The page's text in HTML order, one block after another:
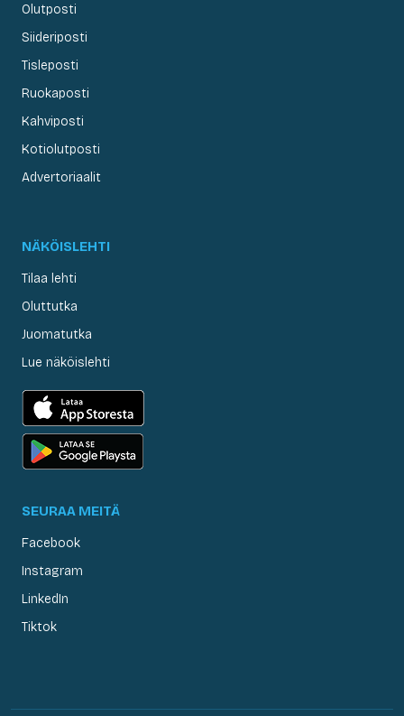
Olutposti
Siideriposti
Tisleposti
Ruokaposti
Kahviposti
Kotiolutposti
Advertoriaalit
NÄKÖISLEHTI
Tilaa lehti
Oluttutka
Juomatutka
Lue näköislehti
SEURAA MEITÄ
Facebook
Instagram
LinkedIn
Tiktok